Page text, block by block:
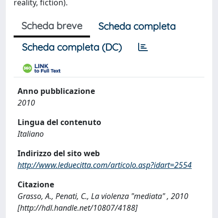
reality, fiction).
Scheda breve
Scheda completa
Scheda completa (DC)
Anno pubblicazione
2010
Lingua del contenuto
Italiano
Indirizzo del sito web
http://www.leduecitta.com/articolo.asp?idart=2554
Citazione
Grasso, A., Penati, C., La violenza "mediata" , 2010
[http://hdl.handle.net/10807/4188]